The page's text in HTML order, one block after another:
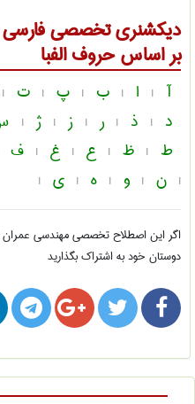
دیکشنری تخصصی فارسی
بر اساس حروف الفبا
آ | ا | ب | پ | ت |
د | ذ | ر | ز | ژ |
ط | ظ | ع | غ | ف
| ن | و | ه | ی |
اگر این اصطلاح تخصصیمهندسی عمران
دوستان خود به اشتراک بگذارید